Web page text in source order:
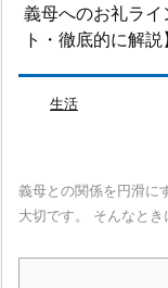
義母へのお礼ラ
ト・徹底的に解説】
生活
義母との関係を円滑に
大切です。 そんなと